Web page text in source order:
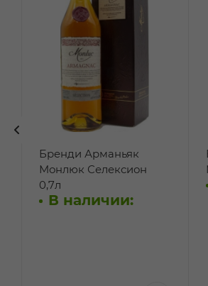
Бренди Арманьяк
Монлюк Селексион
0,7л
В наличии: